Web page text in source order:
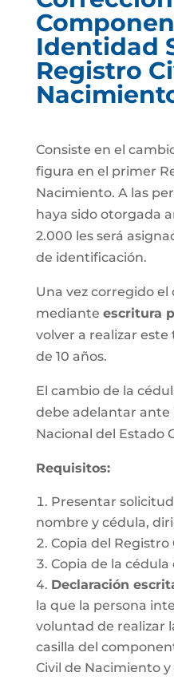
Identidad
Registro
Consiste en el
figura en el primer
Nacimiento. A las
haya sido otorgada
2.000 les será
de identificación.
Una vez corregido
mediante escritura
volver a realizar
de 10 años.
El cambio de la
debe adelantar ante
Nacional del Estado
Requisitos:
Presentar
nombre y cédula,
Copia del
Copia de la
Declaración
la que la persona
voluntad de realizar
casilla del
Civil de Nacimiento